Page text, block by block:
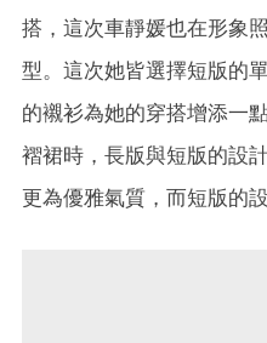
搭，這次車靜媛也在形象
型。這次她皆選擇短版的
的襯衫為她的穿搭增添一
褶裙時，長版與短版的設
更為優雅氣質，而短版的